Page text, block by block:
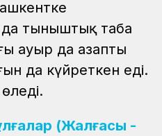
тыныштық таба
ауыр да азапты
да күйреткен еді.
(Жалғасы -